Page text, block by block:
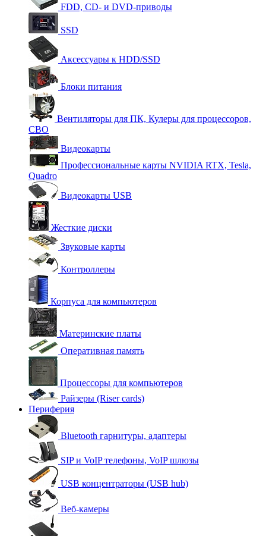
FDD, CD- и DVD-приводы
SSD
Аксессуары к HDD/SSD
Блоки питания
Вентиляторы для ПК, Кулеры для процессоров,
СВО
Видеокарты
Профессиональные карты NVIDIA RTX, Tesla,
Quadro
Видеокарты USB
Жесткие диски
Звуковые карты
Контроллеры
Корпуса для компьютеров
Материнские платы
Оперативная память
Процессоры для компьютеров
Райзеры (Riser cards)
Периферия
Bluetooth гарнитуры, адаптеры
SIP и VoIP телефоны, VoIP шлюзы
USB концентраторы (USB hub)
Веб-камеры